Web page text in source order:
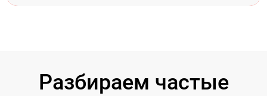
Разбираем частые